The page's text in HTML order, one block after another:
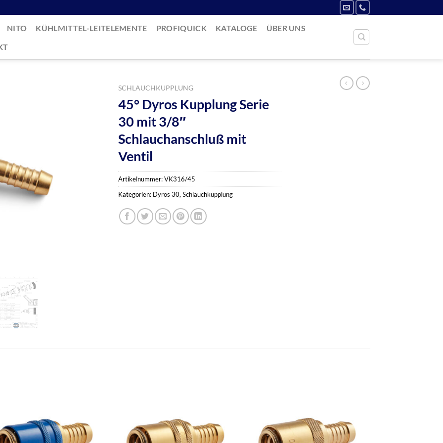
NITO KÜHLMITTEL-LEITELEMENTE PROFIQUICK KATALOGE
ÜBER UNS
SCHLAUCHKUPPLUNG
45° Dyros Kupplung Serie
30 mit 3/8″
Schlauchanschluß mit
Ventil
Artikelnummer:VK316/45
Kategorien: Dyros 30,Schlauchkupplung